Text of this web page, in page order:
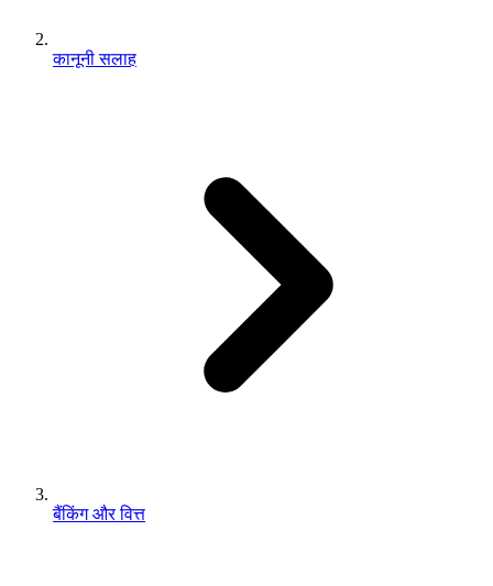
कानूनी सलाह
बैंकिंग और वित्त